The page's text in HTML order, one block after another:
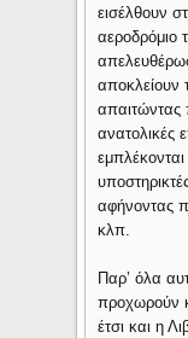
εισέλθουν
αεροδρόμιο
αποκλείουν
απαιτώντας
ανατολικές
αφήνοντας
κλπ.
Παρ’ όλα
προχωρούν
έτσι και η